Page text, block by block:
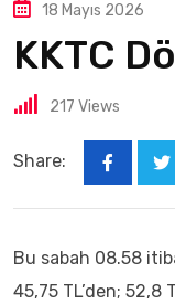
18 Mayıs 2026
KKTC
217 Views
Share:
Bu sabah 08.58
45,75 TL’den; 52,8